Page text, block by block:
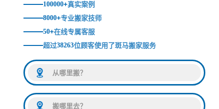
100000+真实案例
8000+专业搬家技师
50+在线专属客服
超过38263位顾客使用了斑马搬家服务